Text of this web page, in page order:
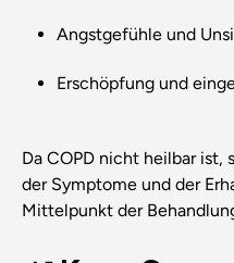
Angstgefühle und
Erschöpfung und
Da COPD nicht heilbar
der Symptome und der
Mittelpunkt der